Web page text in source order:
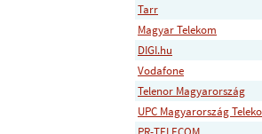
Tarr
Magyar Telekom
DIGI.hu
Vodafone
Telenor Magyarország
UPC Magyarország